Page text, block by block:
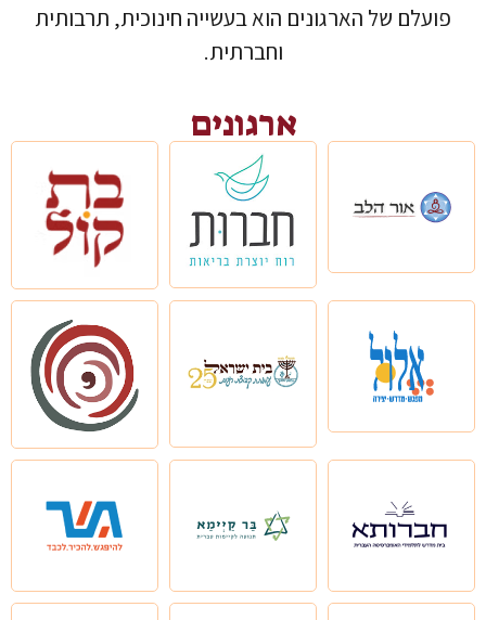
פועלם של הארגונים הוא בעשייה חינוכית, תרבותית
וחברתית.
ארגונים